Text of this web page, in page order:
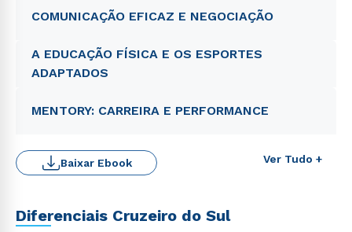
COMUNICAÇÃO EFICAZ E NEGOCIAÇÃO
A EDUCAÇÃO FÍSICA E OS ESPORTES
ADAPTADOS
MENTORY: CARREIRA E PERFORMANCE
Ver Tudo +
Baixar Ebook
Diferenciais Cruzeiro do Sul
WhatsApp
autorizo que meus dados sejam utilizados para o
envio de conteúdos da Cruzeiro do Sul.